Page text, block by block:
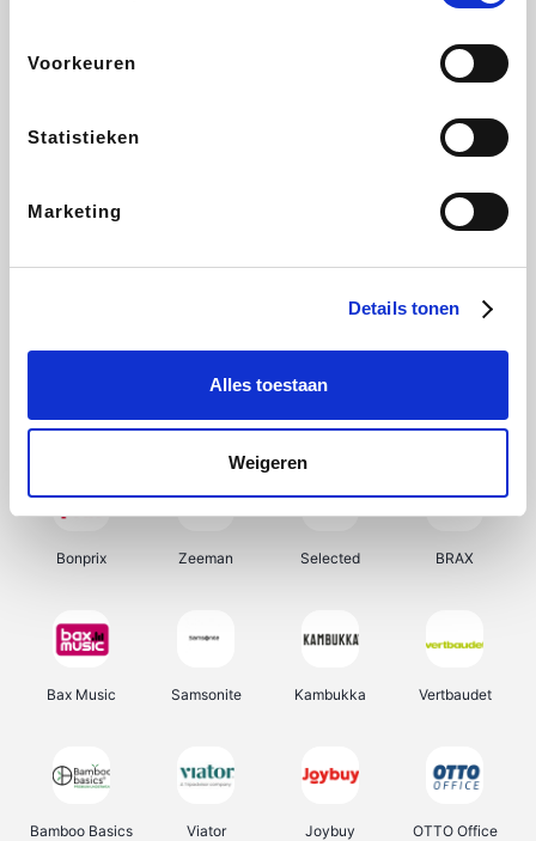
Voorkeuren
Statistieken
Marketing
Details tonen
Alles toestaan
Weigeren
DeubaXXL
Ekoi About You
My Jewellery Tennis Point Samsung Delonghi
Bonprix Zeeman Selected BRAX
Bax Music Samsonite Kambukka Vertbaudet
Bamboo Basics Viator Joybuy OTTO Office